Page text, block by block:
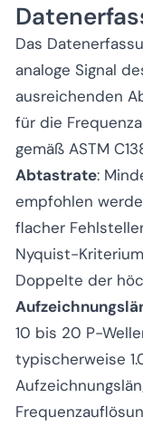
Das
analoge Signal
ausreichenden
für die
gemäß ASTM
Abtastrate:
empfohlen
flacher
Nyquist-
Doppelte der
10 bis 20 P-
typischerweise